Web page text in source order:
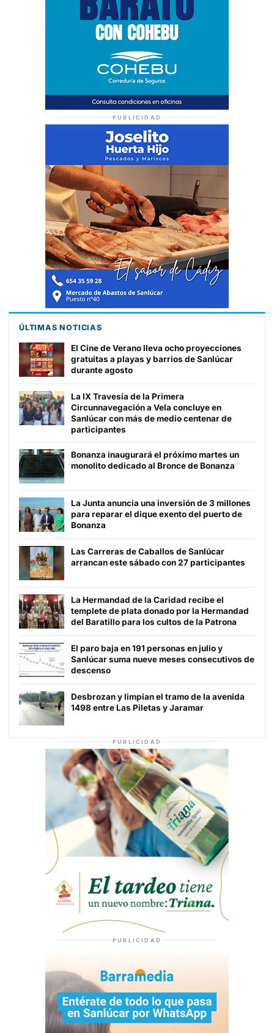
PUBLICIDAD
ÚLTIMAS NOTICIAS
El Cine de Verano lleva ocho proyecciones
gratuitas a playas y barrios de Sanlúcar
durante agosto
La IX Travesía de la Primera
Circunnavegación a Vela concluye en
Sanlúcar con más de medio centenar de
participantes
Bonanza inaugurará el próximo martes un
monolito dedicado al Bronce de Bonanza
La Junta anuncia una inversión de 3 millones
para reparar el dique exento del puerto de
Bonanza
Las Carreras de Caballos de Sanlúcar
arrancan este sábado con 27 participantes
La Hermandad de la Caridad recibe el
templete de plata donado por la Hermandad
del Baratillo para los cultos de la Patrona
El paro baja en 191 personas en julio y
Sanlúcar suma nueve meses consecutivos de
descenso
Desbrozan y limpian el tramo de la avenida
1498 entre Las Piletas y Jaramar
PUBLICIDAD
PUBLICIDAD